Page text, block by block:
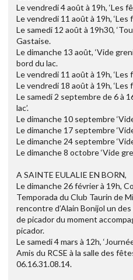
Le vendredi 4 août à 19h, ‘Les
Le vendredi 11 août à 19h, ‘Les
Le samedi 12 août à 19h30,
Gastaise.
Le dimanche 13 août, ‘Vide
bord du lac.
Le vendredi 11 août à 19h, ‘Les
Le vendredi 18 août à 19h, ‘Les
Le samedi 2 septembre de 6 à
lac’.
Le dimanche 10 septembre
Le dimanche 17 septembre
Le dimanche 24 septembre
Le dimanche 8 octobre ‘Vide
A SAINTE EULALIE EN BORN,
Le dimanche 26 février à 19h,
Temporada du Club Taurin de
rencontre d’Alain Bonijol un
de picador du moment
picador.
Le samedi 4 mars à 12h,
Amis du RCSE à la salle des
06.16.31.08.14.